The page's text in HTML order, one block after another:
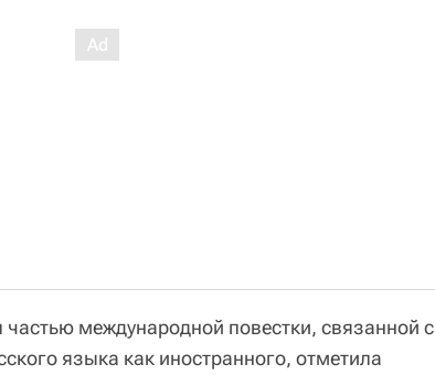
международной повестки, связанной с
языка как иностранного, отметила